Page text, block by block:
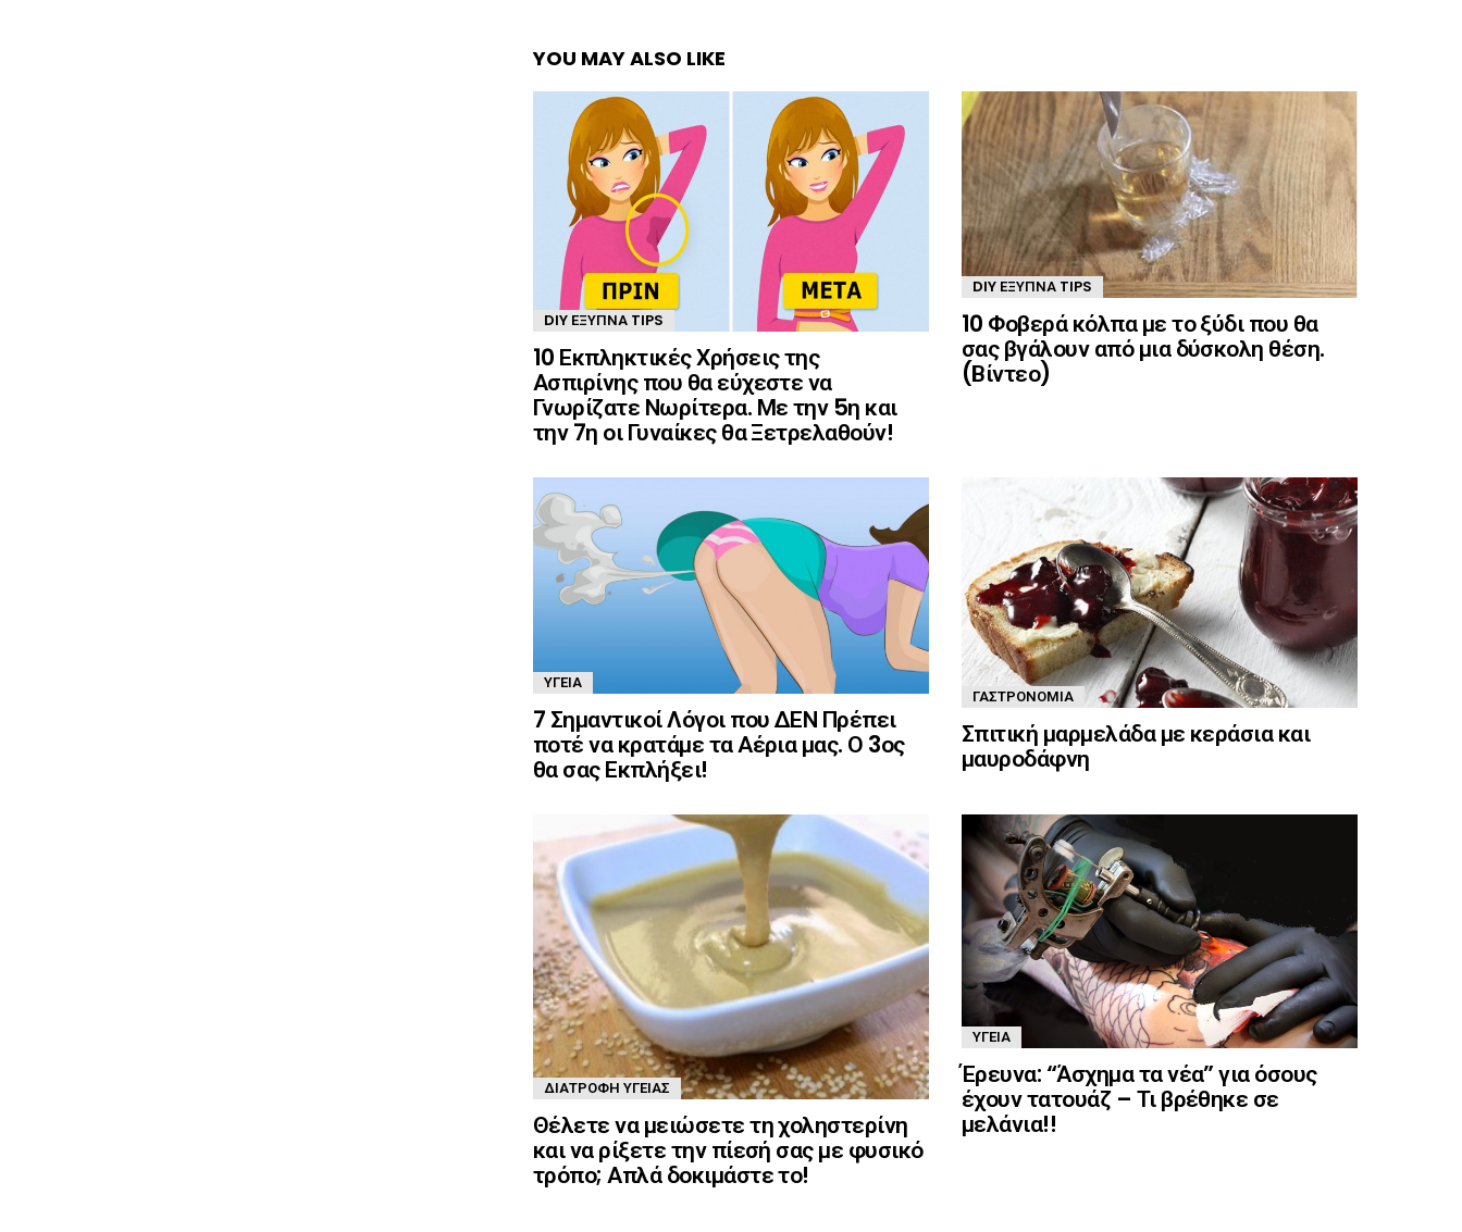
YOU MAY ALSO LIKE
DIY ΈΞΥΠΝΑ TIPS
10 Εκπληκτικές Χρήσεις της
Ασπιρίνης που θα εύχεστε να
Γνωρίζατε Νωρίτερα. Με την 5η και
την 7η οι Γυναίκες θα Ξετρελαθούν!
DIY ΈΞΥΠΝΑ TIPS
10 Φοβερά κόλπα με το ξύδι που θα
σας βγάλουν από μια δύσκολη θέση.
(Βίντεο)
ΥΓΕΊΑ
7 Σημαντικοί Λόγοι που ΔΕΝ Πρέπει
ποτέ να κρατάμε τα Αέρια μας. Ο 3ος
θα σας Εκπλήξει!
ΓΑΣΤΡΟΝΟΜΊΑ
Σπιτική μαρμελάδα με κεράσια και
μαυροδάφνη
ΔΙΑΤΡΟΦΉ ΥΓΕΊΑΣ
Θέλετε να μειώσετε τη χοληστερίνη
και να ρίξετε την πίεσή σας με φυσικό
τρόπο; Απλά δοκιμάστε το!
ΥΓΕΊΑ
Έρευνα: “Άσχημα τα νέα” για όσους
έχουν τατουάζ – Τι βρέθηκε σε
μελάνια!!